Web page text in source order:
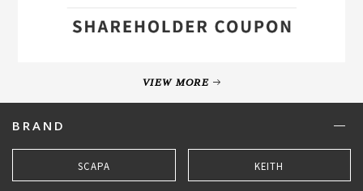
VIEW MORE
BRAND
SCAPA KEITH